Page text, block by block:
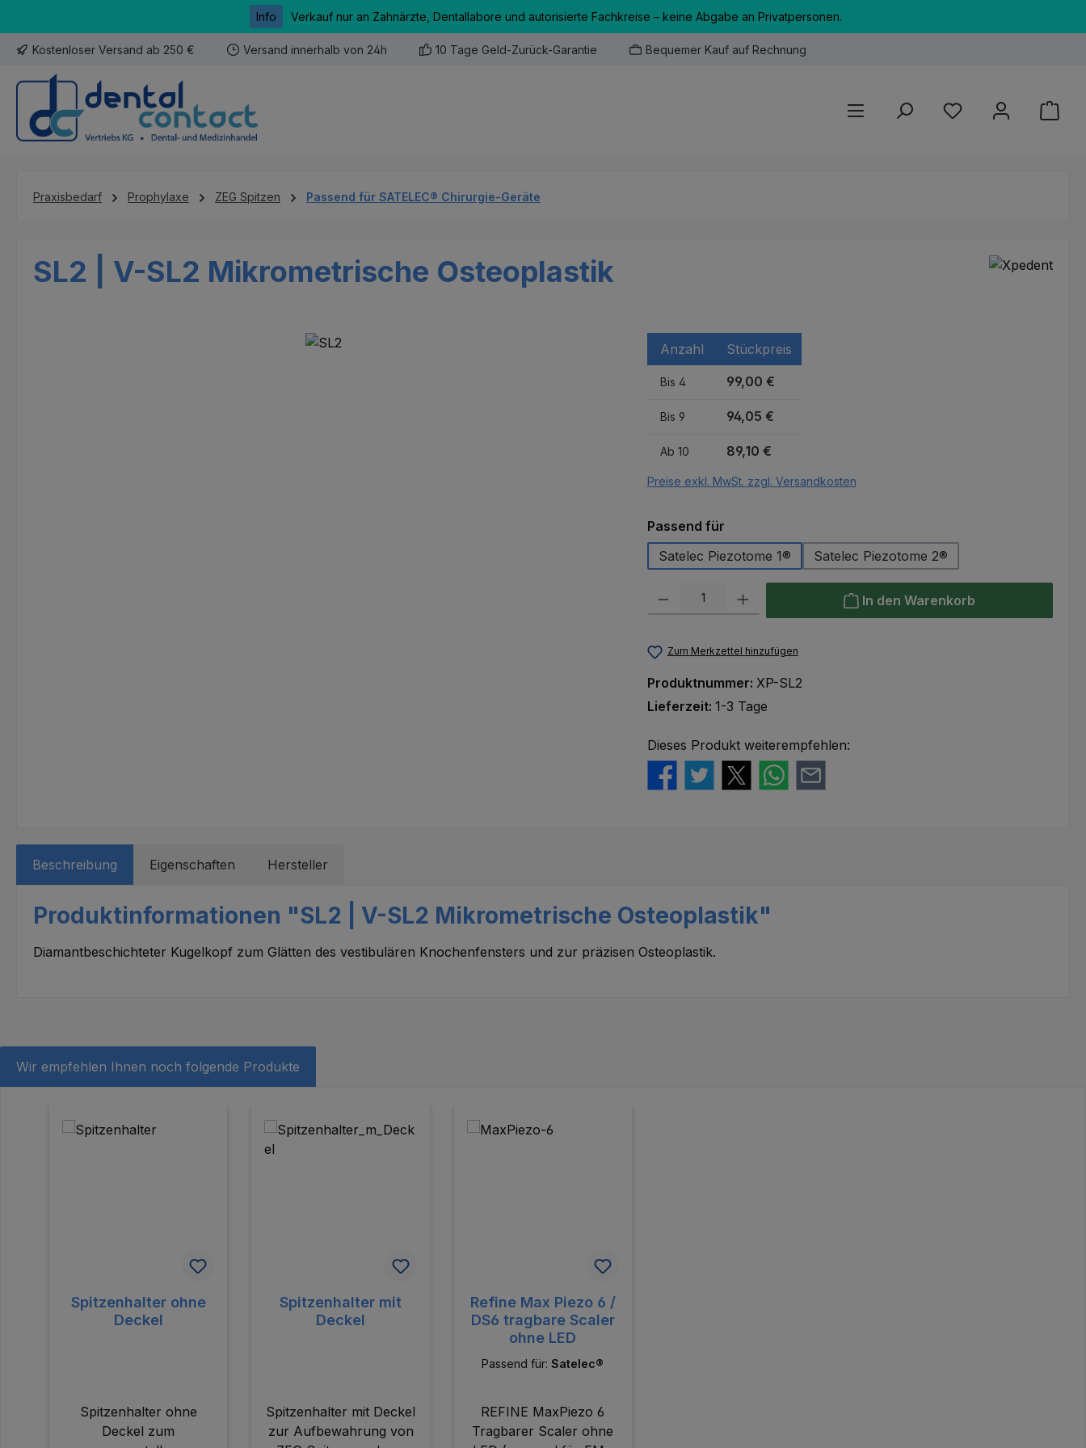
Info Verkauf nur an Zahnärzte, Dentallabore und autorisierte Fachkreise – keine Abgabe an Privatpersonen.
Kostenloser Versand ab 250 € Versand innerhalb von 24h 10 Tage Geld-Zurück-Garantie Bequemer Kauf auf Rechnung
Du hast 0 Produkte
Praxisbedarf Prophylaxe ZEG Spitzen Passend für SATELEC® Chirurgie-Geräte
SL2 | V-SL2 Mikrometrische Osteoplastik
Anzahl Stückpreis
Bis 4 99,00 €
Bis 9 94,05 €
Ab 10 89,10 €
Preise exkl. MwSt. zzgl. Versandkosten
Passend fürauswählen
Satelec Piezotome 1®
Satelec Piezotome 2®
Produkt Anzahl: Gib den gewünschten Wert ein oder benutze die Schaltflächen
In den Warenkorb
Zum Merkzettel hinzufügen
Produktnummer: XP-SL2
Lieferzeit: 1-3 Tage
Dieses Produkt weiterempfehlen:
Beschreibung Eigenschaften Hersteller
Produktinformationen "SL2 | V-SL2 Mikrometrische Osteoplastik"
Diamantbeschichteter Kugelkopf zum Glätten des vestibulären Knochenfensters und zur präzisen Osteoplastik.
Wir empfehlen Ihnen noch folgende Produkte
Spitzenhalter ohne
Deckel
Spitzenhalter ohne
Deckel zum
Spitzenhalter mit
Deckel
Spitzenhalter mit Deckel
zur Aufbewahrung von
Refine Max Piezo 6 /
DS6 tragbare Scaler
ohne LED
Passend für:Satelec®
REFINE MaxPiezo 6
Tragbarer Scaler ohne